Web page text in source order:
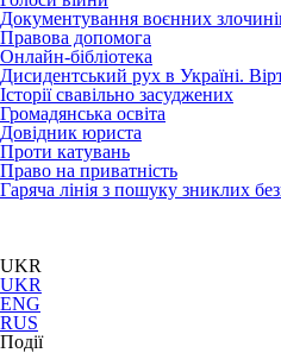
Документування воєнних
Правова допомога
Онлайн-бібліотека
Дисидентський рух в Україні.
Історії свавільно засуджених
Громадянська освіта
Довідник юриста
Проти катувань
Право на приватність
Гаряча лінія з пошуку зниклих
UKR
UKR
ENG
RUS
Події